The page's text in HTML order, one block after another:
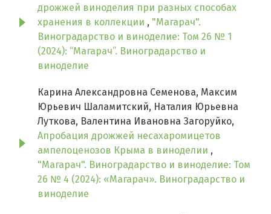
дрожжей виноделия при разных способах
хранения в коллекции , "Магарач".
Виноградарство и виноделие: Том 26 № 1
(2024): “Магарач”. Виноградарство и
виноделие
Карина Александровна Семенова, Максим
Юрьевич Шаламитский, Наталия Юрьевна
Луткова, Валентина Ивановна Загоруйко,
Апробация дрожжей несахаромицетов
ампелоценозов Крыма в виноделии ,
"Магарач". Виноградарство и виноделие: Том
26 № 4 (2024): «Магарач». Виноградарство и
виноделие